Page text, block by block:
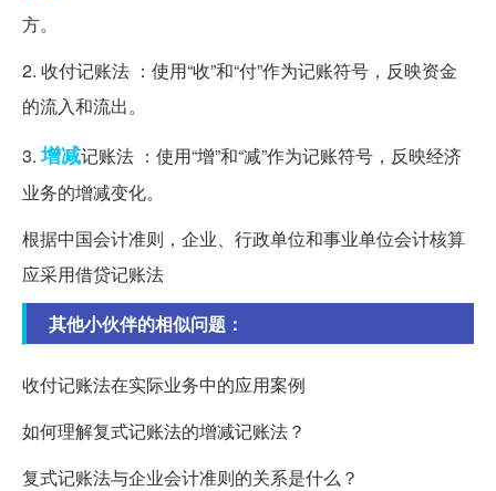
方。
2. 收付记账法 ：使用“收”和“付”作为记账符号，反映资金
的流入和流出。
3.增减记账法 ：使用“增”和“减”作为记账符号，反映经济
业务的增减变化。
根据中国会计准则，企业、行政单位和事业单位会计核算
应采用借贷记账法
其他小伙伴的相似问题：
收付记账法在实际业务中的应用案例
如何理解复式记账法的增减记账法？
复式记账法与企业会计准则的关系是什么？